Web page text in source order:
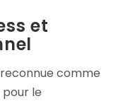
et
comme
le